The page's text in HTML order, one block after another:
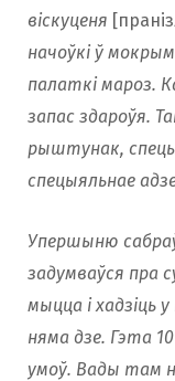
віскуценя
начоўкі ў
палаткі мароз.
запас здароўя.
рыштунак,
спецыяльнае
Упершыню
задумваўся пра
мыцца і хадзіць
няма дзе. Гэта
умоў. Вады там